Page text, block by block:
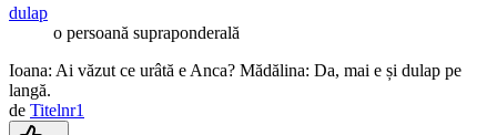
dulap
o persoană supraponderală
Ioana: Ai văzut ce urâtă e Anca? Mădălina: Da, mai e și dulap pe
langă.
de Titelnr1